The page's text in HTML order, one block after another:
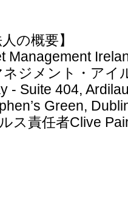
の概要】
ジメント・アイ
- Suite 404,
Green,
ス責任者Clive